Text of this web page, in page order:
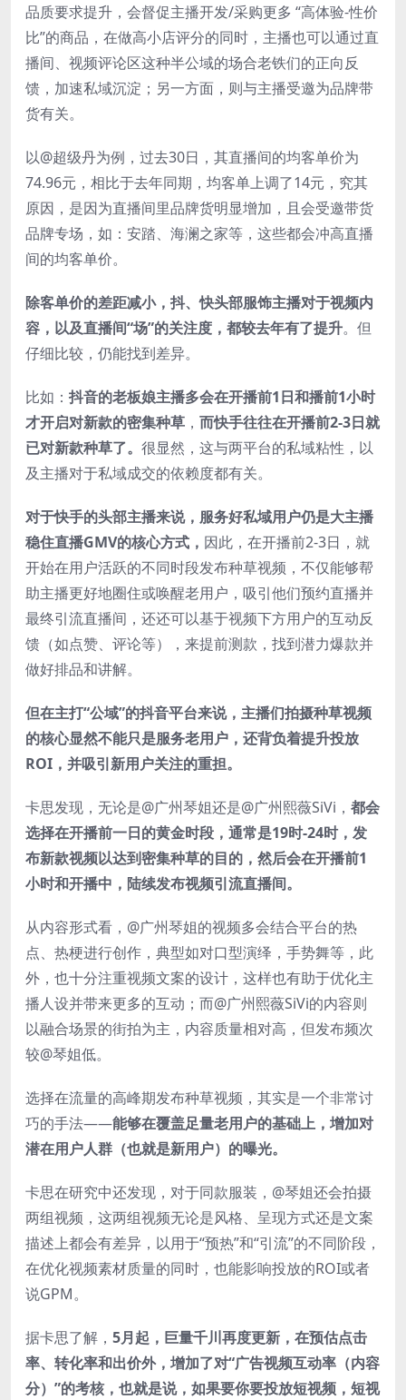
品质要求提升，会督促主播开发/采购更多 “高体验-性价
比”的商品，在做高小店评分的同时，主播也可以通过直
播间、视频评论区这种半公域的场合老铁们的正向反
馈，加速私域沉淀；另一方面，则与主播受邀为品牌带
货有关。
以@超级丹为例，过去30日，其直播间的均客单价为
74.96元，相比于去年同期，均客单上调了14元，究其
原因，是因为直播间里品牌货明显增加，且会受邀带货
品牌专场，如：安踏、海澜之家等，这些都会冲高直播
间的均客单价。
除客单价的差距减小，抖、快头部服饰主播对于视频内
容，以及直播间“场”的关注度，都较去年有了提升。但
仔细比较，仍能找到差异。
比如： 抖音的老板娘主播多会在开播前1日和播前1小时
才开启对新款的密集种草 ， 而快手往往在开播前2-3日就
已对新款种草了。 很显然，这与两平台的私域粘性，以
及主播对于私域成交的依赖度都有关。
对于快手的头部主播来说，服务好私域用户仍是大主播
稳住直播GMV的核心方式， 因此，在开播前2-3日，就
开始在用户活跃的不同时段发布种草视频，不仅能够帮
助主播更好地圈住或唤醒老用户，吸引他们预约直播并
最终引流直播间，还还可以基于视频下方用户的互动反
馈（如点赞、评论等），来提前测款，找到潜力爆款并
做好排品和讲解。
但在主打“公域”的抖音平台来说，主播们拍摄种草视频
的核心显然不能只是服务老用户，还背负着提升投放
ROI，并吸引新用户关注的重担。
卡思发现，无论是@广州琴姐还是@广州熙薇SiVi， 都会
选择在开播前一日的黄金时段，通常是19时-24时，发
布新款视频以达到密集种草的目的，然后会在开播前1
小时和开播中，陆续发布视频引流直播间。
从内容形式看，@广州琴姐的视频多会结合平台的热
点、热梗进行创作，典型如对口型演绎，手势舞等，此
外，也十分注重视频文案的设计，这样也有助于优化主
播人设并带来更多的互动；而@广州熙薇SiVi的内容则
以融合场景的街拍为主，内容质量相对高，但发布频次
较@琴姐低。
选择在流量的高峰期发布种草视频，其实是一个非常讨
巧的手法——能够在覆盖足量老用户的基础上，增加对
潜在用户人群（也就是新用户）的曝光。
卡思在研究中还发现，对于同款服装，@琴姐还会拍摄
两组视频，这两组视频无论是风格、呈现方式还是文案
描述上都会有差异，以用于“预热”和“引流”的不同阶段，
在优化视频素材质量的同时，也能影响投放的ROI或者
说GPM。
据卡思了解， 5月起，巨量千川再度更新，在预估点击
率、转化率和出价外，增加了对“广告视频互动率（内容
分）”的考核，也就是说，如果要你要投放短视频，短视